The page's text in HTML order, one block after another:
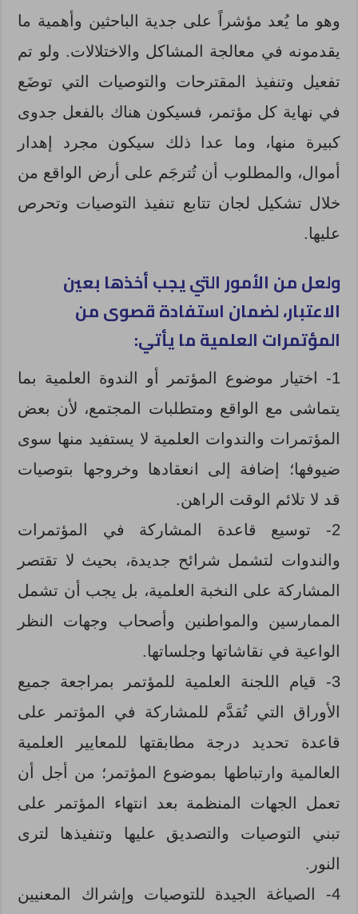
وهو ما يُعد مؤشراً على جدية الباحثين وأهمية ما
يقدمونه في معالجة المشاكل والاختلالات. ولو تم
تفعيل وتنفيذ المقترحات والتوصيات التي توضَع
في نهاية كل مؤتمر، فسيكون هناك بالفعل جدوى
كبيرة منها، وما عدا ذلك سيكون مجرد إهدار
أموال، والمطلوب أن تُترجَم على أرض الواقع من
خلال تشكيل لجان تتابع تنفيذ التوصيات وتحرص
عليها.
ولعل من الأمور التي يجب أخذها بعين
الاعتبار، لضمان استفادة قصوى من
المؤتمرات العلمية ما يأتي:
1- اختيار موضوع المؤتمر أو الندوة العلمية بما
يتماشى مع الواقع ومتطلبات المجتمع، لأن بعض
المؤتمرات والندوات العلمية لا يستفيد منها سوى
ضيوفها؛ إضافة إلى انعقادها وخروجها بتوصيات
قد لا تلائم الوقت الراهن.
2- توسيع قاعدة المشاركة في المؤتمرات
والندوات لتشمل شرائح جديدة، بحيث لا تقتصر
المشاركة على النخبة العلمية، بل يجب أن تشمل
الممارسين والمواطنين وأصحاب وجهات النظر
الواعية في نقاشاتها وجلساتها.
3- قيام اللجنة العلمية للمؤتمر بمراجعة جميع
الأوراق التي تُقدَّم للمشاركة في المؤتمر على
قاعدة تحديد درجة مطابقتها للمعايير العلمية
العالمية وارتباطها بموضوع المؤتمر؛ من أجل أن
تعمل الجهات المنظمة بعد انتهاء المؤتمر على
تبني التوصيات والتصديق عليها وتنفيذها لترى
النور.
4- الصياغة الجيدة للتوصيات وإشراك المعنيين